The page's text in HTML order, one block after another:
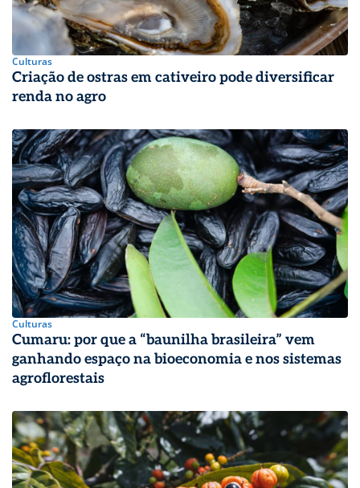
Culturas
Criação de ostras em cativeiro pode diversificar
renda no agro
Culturas
Cumaru: por que a “baunilha brasileira” vem
ganhando espaço na bioeconomia e nos sistemas
agroflorestais